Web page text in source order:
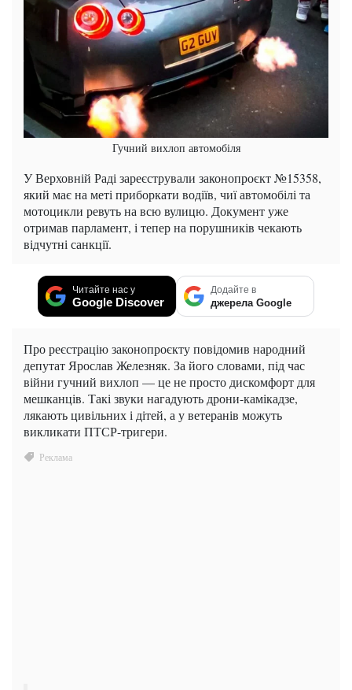
Гучний вихлоп автомобіля
У Верховній Раді зареєстрували законопроєкт №15358,
який має на меті приборкати водіїв, чиї автомобілі та
мотоцикли ревуть на всю вулицю. Документ уже
отримав парламент, і тепер на порушників чекають
відчутні санкції.
Читайте нас у
Google Discover
Додайте в
джерела Google
Про реєстрацію законопроєкту повідомив народний
депутат Ярослав Железняк. За його словами, під час
війни гучний вихлоп — це не просто дискомфорт для
мешканців. Такі звуки нагадують дрони-камікадзе,
лякають цивільних і дітей, а у ветеранів можуть
викликати ПТСР-тригери.